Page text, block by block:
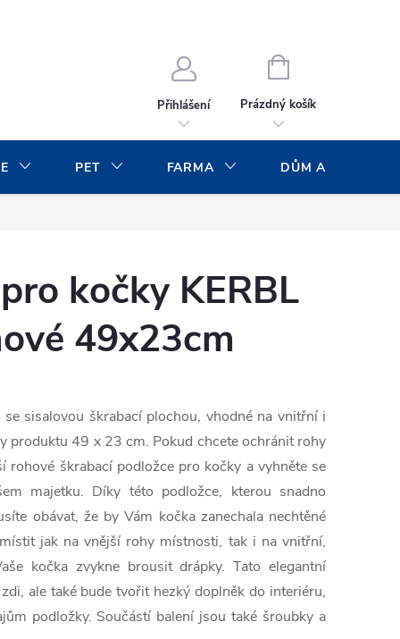
Přihlášení
NÁKUPNÍ
Prázdný košík
PET FARMA DŮM A ZAHRADA
kočky KERBL
49x23cm
sisalovou škrabací plochou, vhodné na vnitřní i
produktu 49 x 23 cm. Pokud chcete ochránit rohy
rohové škrabací podložce pro kočky a vyhněte se
majetku. Díky této podložce, kterou snadno
obávat, že by Vám kočka zanechala nechtěné
jak na vnější rohy místnosti, tak i na vnitřní,
kočka zvykne brousit drápky. Tato elegantní
ale také bude tvořit hezký doplněk do interiéru,
podložky. Součástí balení jsou také šroubky a